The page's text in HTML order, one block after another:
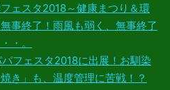
フェスタ2018～健康まつり＆環
事終了！雨風も弱く、無事終了
・。
フェスタ2018に出展！お馴染
き」も、温度管理に苦戦！？